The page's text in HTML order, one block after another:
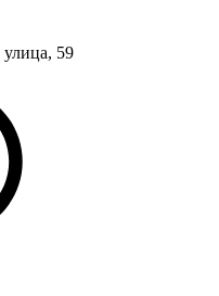
59